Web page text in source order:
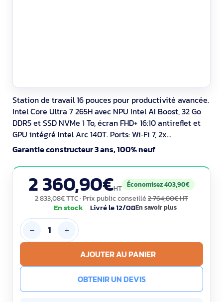
Station de travail 16 pouces pour productivité avancée.
Intel Core Ultra 7 265H avec NPU Intel AI Boost, 32 Go
DDR5 et SSD NVMe 1 To, écran FHD+ 16:10 antireflet et
GPU intégré Intel Arc 140T. Ports: Wi‑Fi 7, 2x
Thunderbolt 4, HDMI, RJ‑45, microSD. Windows 11 Pro,
sécurité TPM 2.0, lecteur d’empreintes et carte Smart.
EPEAT Gold, indice de réparabilité 8,5, garantie 36
mois.
Garantie constructeur 3 ans, 100% neuf
2 360,90€HT Économisez 403,90€
2 833,08€ TTC· Prix public conseillé 2 764,80€ HT
En stock Livré le 12/08En savoir plus
AJOUTER AU PANIER
OBTENIR UN DEVIS